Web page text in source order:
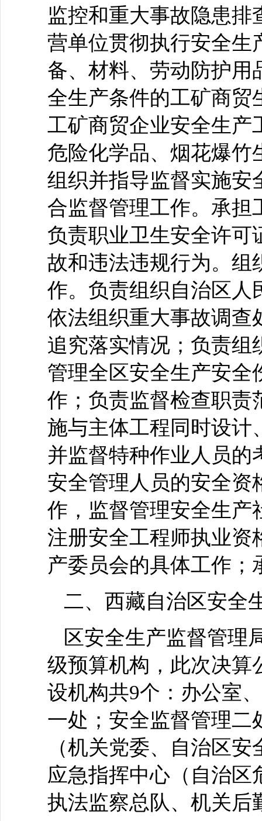
监控和重大事故隐患
营单位贯彻执行安全生
备、材料、劳动防护用
全生产条件的工矿商贸
工矿商贸企业安全生产
危险化学品、烟花爆竹
组织并指导监督实施安
合监督管理工作。承担
负责职业卫生安全许可
故和违法违规行为。组
作。负责组织自治区人
依法组织重大事故调查
追究落实情况；负责组
管理全区安全生产安全
作；负责监督检查职责
施与主体工程同时设计
并监督特种作业人员的
安全管理人员的安全资
作，监督管理安全生产
注册安全工程师执业资
产委员会的具体工作
二、西藏自治区安全
区安全生产监督管理
级预算机构，此次决算
设机构共9个：办公室
一处；安全监督管理二
（机关党委、自治区
应急指挥中心（自治区
执法监察总队、机关后